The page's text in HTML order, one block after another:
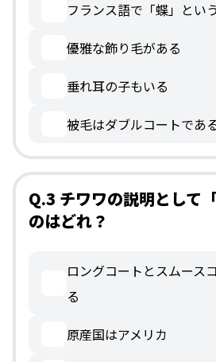
フランス語で「蝶」とい
優雅な飾り毛がある
垂れ耳の子もいる
被毛はダブルコートであ
Q.3 チワワの説明として
のはどれ？
ロングコートとスムース
る
原産国はアメリカ